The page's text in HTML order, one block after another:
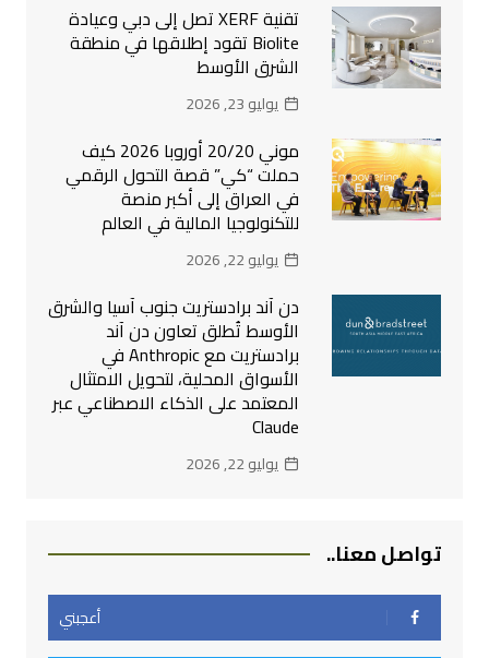
تقنية XERF تصل إلى دبي وعيادة
Biolite تقود إطلاقها في منطقة
الشرق الأوسط
يوليو 23, 2026
موني 20/20 أوروبا 2026 كيف
حملت “كي” قصة التحول الرقمي
في العراق إلى أكبر منصة
للتكنولوجيا المالية في العالم
يوليو 22, 2026
دن آند برادستريت جنوب آسيا والشرق
الأوسط تُطلق تعاون دن آند
برادستريت مع Anthropic في
الأسواق المحلية، لتحويل الامتثال
المعتمد على الذكاء الاصطناعي عبر
Claude
يوليو 22, 2026
تواصل معنا..
أعجبني